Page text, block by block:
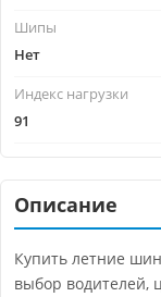
Шипы
Нет
Индекс нагрузки
91
Описание
Купить летние
выбор водителей,